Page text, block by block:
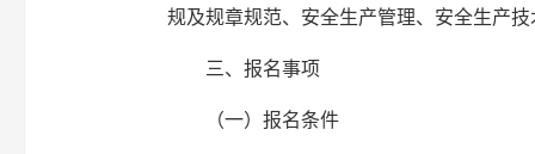
规及规章规范、安全生产管理、安全生产
三、报名事项
（一）报名条件